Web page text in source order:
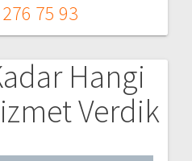
75 93
Hangi
Verdik